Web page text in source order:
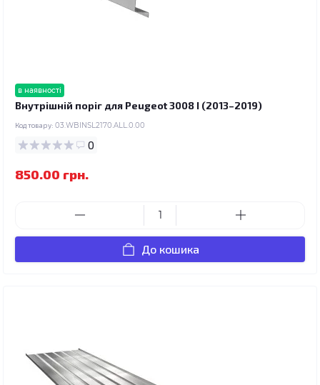
в наявності
Внутрішній поріг для Peugeot 3008 I (2013–2019)
Код товару: 03.WBINSL2170.ALL.0.00
0
850.00 грн.
До кошика